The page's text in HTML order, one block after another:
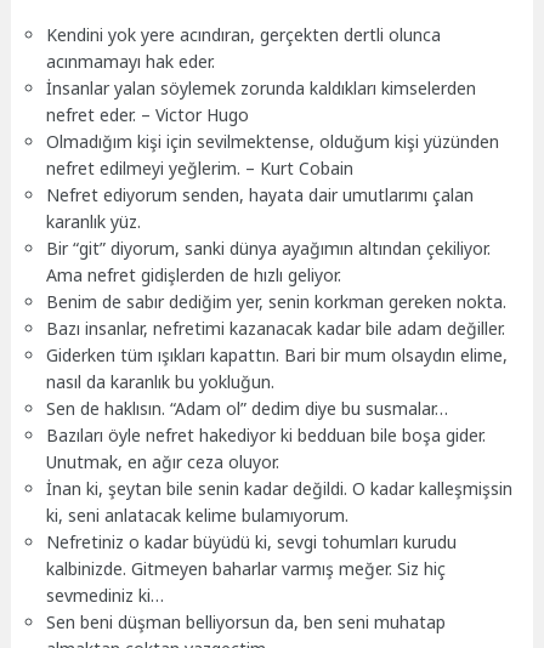
Kendini yok yere acındıran, gerçekten dertli olunca
acınmamayı hak eder.
İnsanlar yalan söylemek zorunda kaldıkları kimselerden
nefret eder. – Victor Hugo
Olmadığım kişi için sevilmektense, olduğum kişi yüzünden
nefret edilmeyi yeğlerim. – Kurt Cobain
Nefret ediyorum senden, hayata dair umutlarımı çalan
karanlık yüz.
Bir “git” diyorum, sanki dünya ayağımın altından çekiliyor.
Ama nefret gidişlerden de hızlı geliyor.
Benim de sabır dediğim yer, senin korkman gereken nokta.
Bazı insanlar, nefretimi kazanacak kadar bile adam değiller.
Giderken tüm ışıkları kapattın. Bari bir mum olsaydın elime,
nasıl da karanlık bu yokluğun.
Sen de haklısın. “Adam ol” dedim diye bu susmalar…
Bazıları öyle nefret hakediyor ki bedduan bile boşa gider.
Unutmak, en ağır ceza oluyor.
İnan ki, şeytan bile senin kadar değildi. O kadar kalleşmişsin
ki, seni anlatacak kelime bulamıyorum.
Nefretiniz o kadar büyüdü ki, sevgi tohumları kurudu
kalbinizde. Gitmeyen baharlar varmış meğer. Siz hiç
sevmediniz ki…
Sen beni düşman belliyorsun da, ben seni muhatap